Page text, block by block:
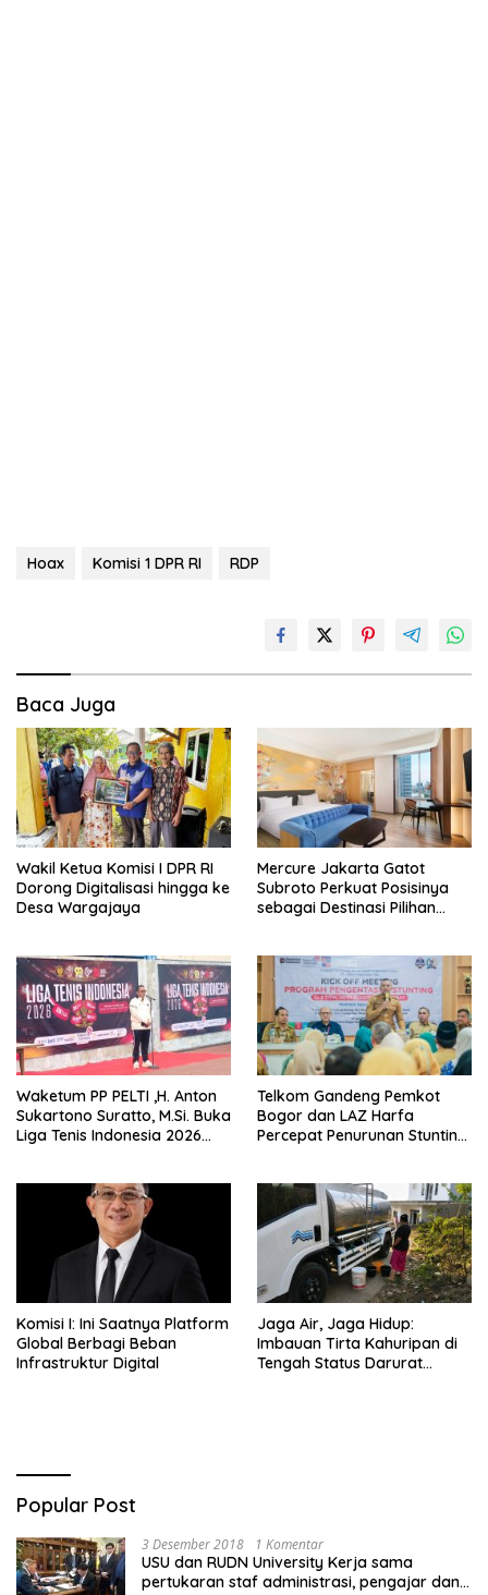
Hoax Komisi 1 DPR RI RDP
Baca Juga
Wakil Ketua Komisi I DPR RI
Dorong Digitalisasi hingga ke
Desa Wargajaya
Mercure Jakarta Gatot
Subroto Perkuat Posisinya
sebagai Destinasi Pilihan
Jakarta Selatan
Waketum PP PELTI ,H. Anton
Sukartono Suratto, M.Si. Buka
Liga Tenis Indonesia 2026
Telkom Gandeng Pemkot
Bogor dan LAZ Harfa
Percepat Penurunan Stunting
Komisi I: Ini Saatnya Platform
Global Berbagi Beban
Infrastruktur Digital
Jaga Air, Jaga Hidup:
Imbauan Tirta Kahuripan di
Tengah Status Darurat
Popular Post
3 Desember 2018 1 Komentar
USU dan RUDN University Kerja sama
pertukaran staf administrasi, pengajar dan